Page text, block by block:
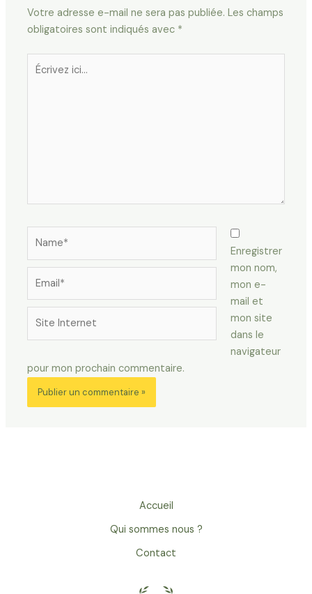
Votre adresse e-mail ne sera pas publiée. Les champs
obligatoires sont indiqués avec *
Écrivez
ici…
Enregistrer
mon nom,
mon e-
mail et
mon site
dans le
navigateur
pour mon prochain commentaire.
Accueil
Qui sommes nous ?
Contact